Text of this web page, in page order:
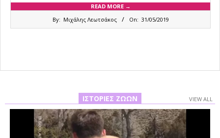
READ MORE →
By: Μιχάλης Λεωτσάκος On: 31/05/2019
ΙΣΤΟΡΊΕΣ ΖΏΩΝ VIEW ALL